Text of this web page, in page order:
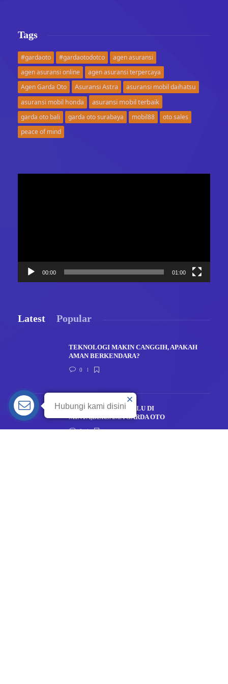
Tags
#gardaoto #gardaotodotco
agen asuransi
agen asuransi online
agen asuransi terpercaya
Agen Garda Oto
Asuransi Astra
asuransi mobil daihatsu
asuransi mobil honda
asuransi mobil terbaik
garda oto bali garda oto surabaya mobil88
oto sales
peace of mind
00:00 01:00
Latest Popular
TEKNOLOGI MAKIN CANGGIH, APAKAH
AMAN BERKENDARA?
0
RASA AMAN TAK PERLU DI
MINTA,BERSAMA GARDA OTO
0